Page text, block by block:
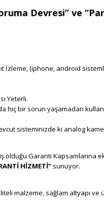
Devresi” ve
İzleme, (iphone, android
Yeterli.
hiç bir sorun yaşamadan
sisteminizde ki analog
olduğu Garanti
HİZMETİ” sunuyor.
malzeme, sağlam altyapı